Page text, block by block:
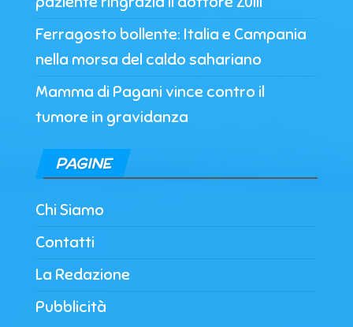
Ferragosto bollente: Italia e Campania
nella morsa del caldo sahariano
Mamma di Pagani vince contro il
tumore in gravidanza
PAGINE
Chi Siamo
Contatti
La Redazione
Pubblicità